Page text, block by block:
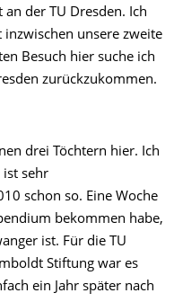
der TU Dresden. Ich
unsere zweite
Besuch hier suche ich
zurückzukommen.
drei Töchtern hier. Ich
ist sehr
schon so. Eine Woche
bekommen habe,
ist. Für die TU
Stiftung war es
ein Jahr später nach